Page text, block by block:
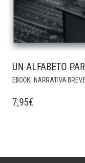
UN ALFABETO
EBOOK, NARRATIVA BREVE
7,95€